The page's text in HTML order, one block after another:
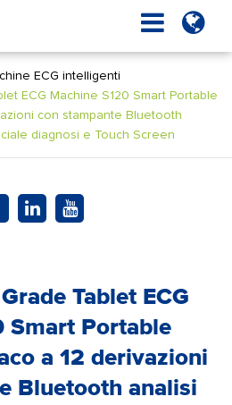
ECG intelligenti
ECG Machine S120 Smart Portable
con stampante Bluetooth
diagnosi e Touch Screen
Tablet ECG
Smart Portable
a 12 derivazioni
Bluetooth analisi